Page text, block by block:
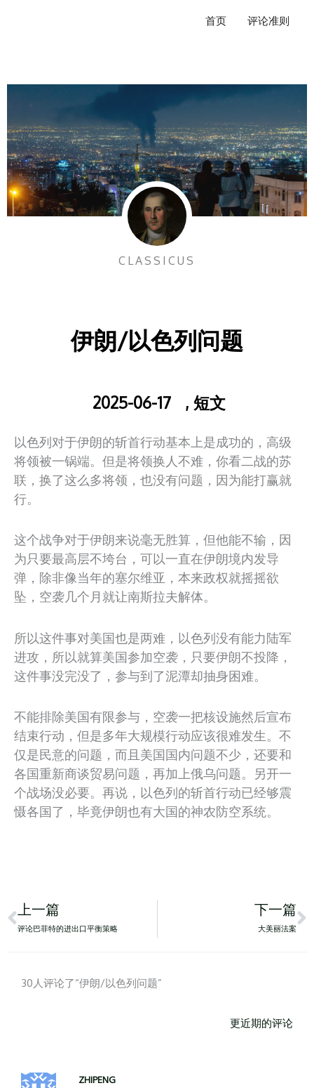
首页 评论准则
CLASSICUS
伊朗/以色列问题
2025-06-17 , 短文
以色列对于伊朗的斩首行动基本上是成功的，高级
将领被一锅端。但是将领换人不难，你看二战的苏
联，换了这么多将领，也没有问题，因为能打赢就
行。
这个战争对于伊朗来说毫无胜算，但他能不输，因
为只要最高层不垮台，可以一直在伊朗境内发导
弹，除非像当年的塞尔维亚，本来政权就摇摇欲
坠，空袭几个月就让南斯拉夫解体。
所以这件事对美国也是两难，以色列没有能力陆军
进攻，所以就算美国参加空袭，只要伊朗不投降，
这件事没完没了，参与到了泥潭却抽身困难。
不能排除美国有限参与，空袭一把核设施然后宣布
结束行动，但是多年大规模行动应该很难发生。不
仅是民意的问题，而且美国国内问题不少，还要和
各国重新商谈贸易问题，再加上俄乌问题。另开一
个战场没必要。再说，以色列的斩首行动已经够震
慑各国了，毕竟伊朗也有大国的神农防空系统。
Prev
上一篇
评论巴菲特的进出口平衡策略
下一篇
大美丽法案
30人评论了“伊朗/以色列问题”
近
更近期的评论
ZHIPENG
近